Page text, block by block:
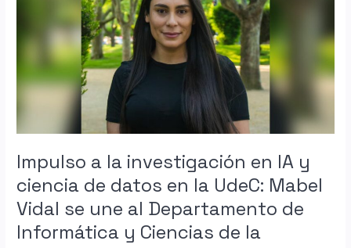
Impulso a la investigación en IA y
ciencia de datos en la UdeC: Mabel
Vidal se une al Departamento de
Informática y Ciencias de la
investigación
ciencia
datos
en
la
UdeC:
Mabel
Vidal
une